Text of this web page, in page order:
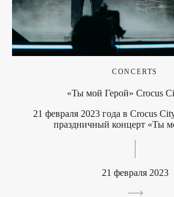
CONCERTS
«Ты мой Герой» Crocus
21 февраля 2023 года в Crocus
праздничный концерт «Ты
21 февраля 2023